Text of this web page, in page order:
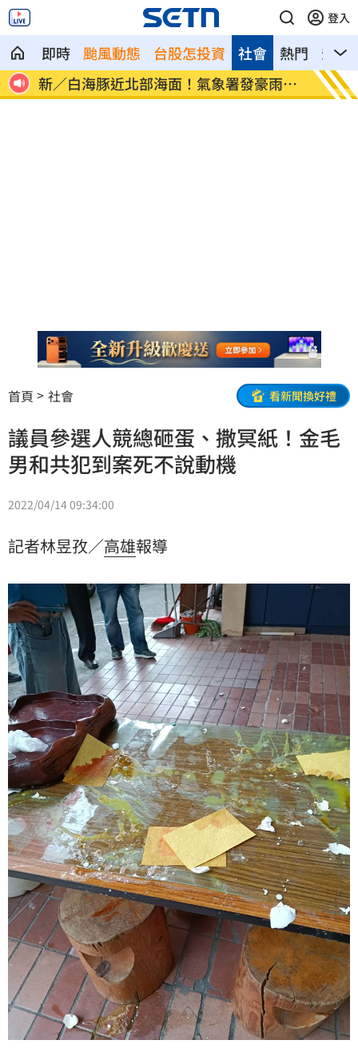
登入
即時 颱風動態 台股怎投資 熱門 影音
社會
特
南電Q2財報公布後 目標價調升 俄軍
首頁 社會 看新聞換好禮
議員參選人競總砸蛋、撒冥紙！金毛
男和共犯到案死不說動機
2022/04/14 09:34:00
記者林昱孜／高雄報導